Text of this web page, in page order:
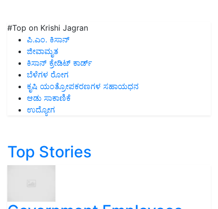
#Top on Krishi Jagran
ಪಿ.ಎಂ. ಕಿಸಾನ್
ಜೀವಾಮೃತ
ಕಿಸಾನ್ ಕ್ರೇಡಿಟ್ ಕಾರ್ಡ್
ಬೆಳೆಗಳ ರೋಗ
ಕೃಷಿ ಯಂತ್ರೋಪಕರಣಗಳ ಸಹಾಯಧನ
ಆಡು ಸಾಕಾಣಿಕೆ
ಉದ್ಯೋಗ
Top Stories